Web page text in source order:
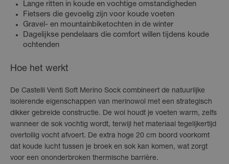
Lange ritten in koude en vochtige omstandigheden
Fietsers die gevoelig zijn voor koude voeten
Gravel- en mountainbiketochten in de winter
Dagelijkse pendelaars die comfort willen tijdens koude
ochtenden
Hoe het werkt
De Castelli Venti Soft Merino Sock combineert de natuurlijke
isolerende eigenschappen van merinowol met een strategisch
dikker gebreide constructie. De wol houdt je voeten warm, zelfs
wanneer de sok vochtig wordt, terwijl het materiaal tegelijkertijd
overtollig vocht afvoert. De extra hoge 20 cm boord voorkomt
dat koude lucht tussen je broek en sok kan komen, wat zorgt
voor een ononderbroken thermische barrière.